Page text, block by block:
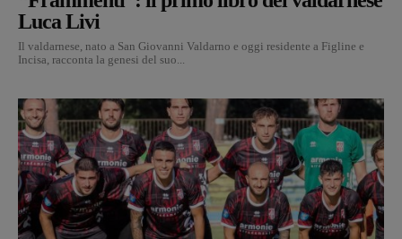
Luca Livi
Il valdarnese, nato a San Giovanni Valdarno e oggi residente a Figline e
Incisa, racconta la genesi del suo...